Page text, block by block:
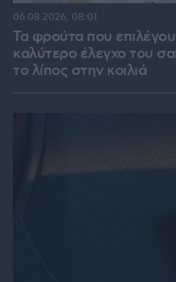
Τα φρούτα που
καλύτερο έλεγχο του
το λίπος στην κοιλιά
06.08.2026, 08:01